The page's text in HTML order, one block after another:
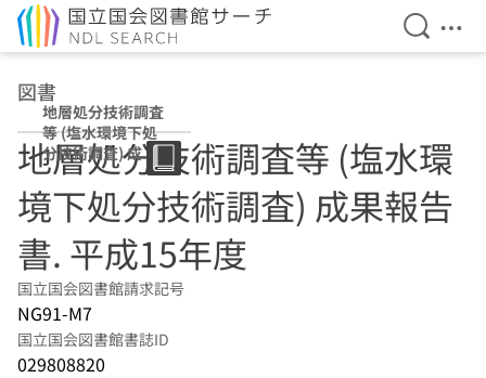
検索を
メ
図書
地層処分技術調査
等 (塩水環境下処
分技術調査) 成果
報告書 平成15年
度
地層処分技術調査等 (塩水環
境下処分技術調査) 成果報告
書. 平成15年度
国立国会図書館請求記号
NG91-M7
国立国会図書館書誌ID
029808820